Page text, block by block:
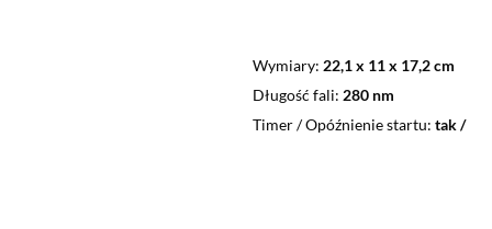
Wymiary 22,1 x 11 x 17,2 cm
Długość fali 280 nm
Timer / Opóźnienie startu tak /